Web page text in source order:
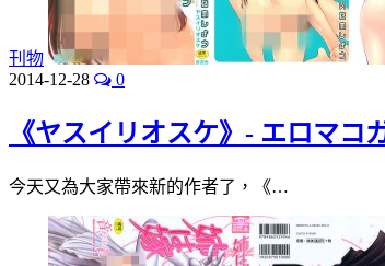
刊物
2014-12-28
0
《ヤスイリオスケ》- エロマコ
今天又為大家帶來新的作者了，《…